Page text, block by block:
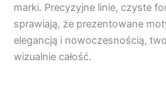
marki. Precyzyjne linie, czyste
sprawiają, że prezentowane
elegancją i nowoczesnością,
wizualnie całość.